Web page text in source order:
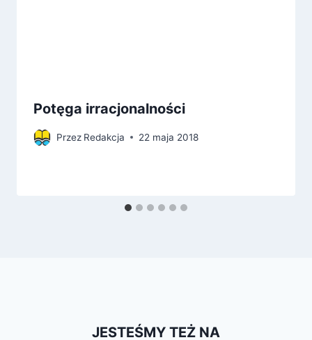
Potęga irracjonalności
Przez Redakcja 22 maja 2018
JESTEŚMY TEŻ NA